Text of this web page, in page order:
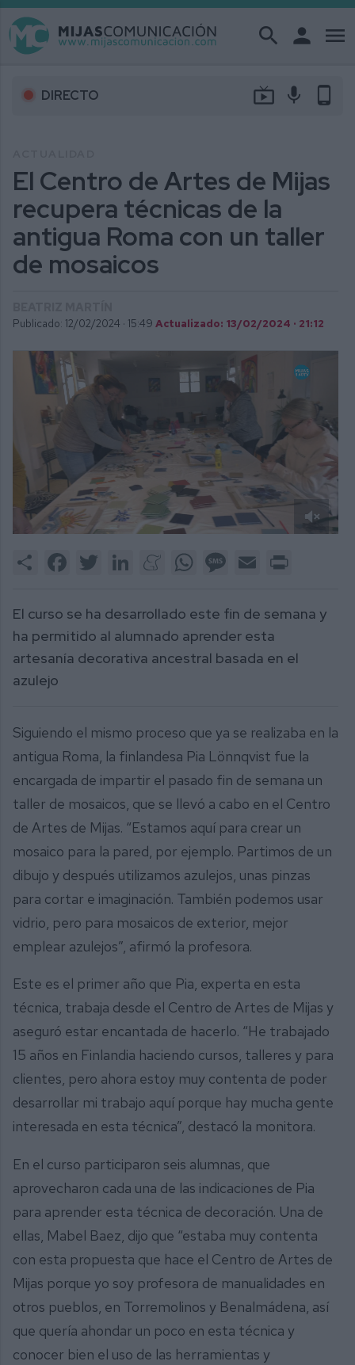
search person menu
DIRECTO live_tv mic phone_android
El Centro de Artes de Mijas
recupera técnicas de la
antigua Roma con un taller
de mosaicos
Publicado: 12/02/2024 · 15:49 Actualizado: 13/02/2024 · 21:12
2
Share FacebookTwitter LinkedInMeneameWhatsAppMessage
Email
El curso se ha desarrollado este fin de semana y
ha permitido al alumnado aprender esta
artesanía decorativa ancestral basada en el
azulejo
Siguiendo el mismo proceso que ya se realizaba en la
antigua Roma, la finlandesa Pia Lönnqvist fue la
encargada de impartir el pasado fin de semana un
taller de mosaicos, que se llevó a cabo en el Centro
de Artes de Mijas. “Estamos aquí para crear un
mosaico para la pared, por ejemplo. Partimos de un
dibujo y después utilizamos azulejos, unas pinzas
para cortar e imaginación. También podemos usar
vidrio, pero para mosaicos de exterior, mejor
emplear azulejos”, afirmó la profesora.
Este es el primer año que Pia, experta en esta
técnica, trabaja desde el Centro de Artes de Mijas y
aseguró estar encantada de hacerlo. “He trabajado
15 años en Finlandia haciendo cursos, talleres y para
clientes, pero ahora estoy muy contenta de poder
desarrollar mi trabajo aquí porque hay mucha gente
interesada en esta técnica”, destacó la monitora.
En el curso participaron seis alumnas, que
aprovecharon cada una de las indicaciones de Pia
para aprender esta técnica de decoración. Una de
ellas, Mabel Baez, dijo que “estaba muy contenta
con esta propuesta que hace el Centro de Artes de
Mijas porque yo soy profesora de manualidades en
otros pueblos, en Torremolinos y Benalmádena, así
que quería ahondar un poco en esta técnica y
conocer bien el uso de las herramientas y